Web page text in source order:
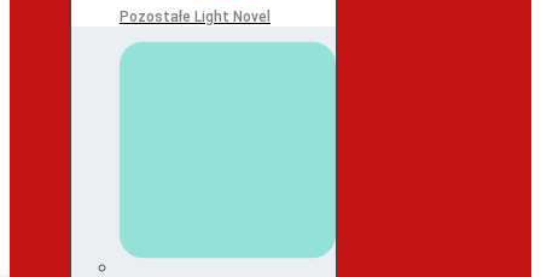
Pozostałe Light Novel